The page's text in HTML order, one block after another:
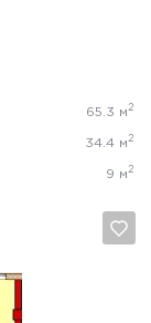
65.3 м 2
34.4 м 2
9 м 2